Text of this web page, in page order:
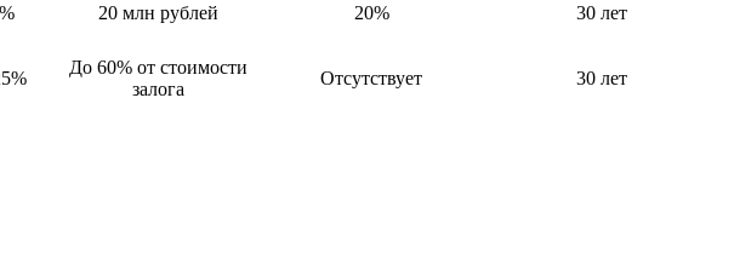
20 млн рублей 20% 30 лет
До 60% от стоимости
залога
Отсутствует 30 лет